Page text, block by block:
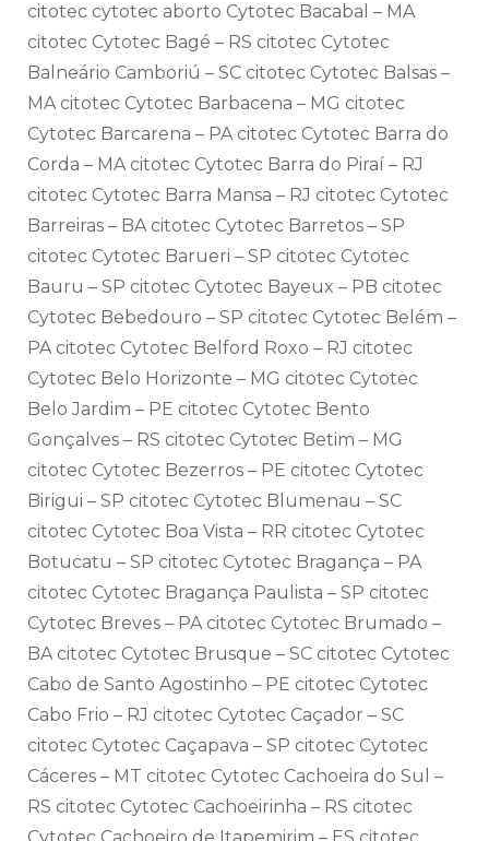
citotec cytotec aborto Cytotec Bacabal – MA
citotec Cytotec Bagé – RS citotec Cytotec
Balneário Camboriú – SC citotec Cytotec Balsas –
MA citotec Cytotec Barbacena – MG citotec
Cytotec Barcarena – PA citotec Cytotec Barra do
Corda – MA citotec Cytotec Barra do Piraí – RJ
citotec Cytotec Barra Mansa – RJ citotec Cytotec
Barreiras – BA citotec Cytotec Barretos – SP
citotec Cytotec Barueri – SP citotec Cytotec
Bauru – SP citotec Cytotec Bayeux – PB citotec
Cytotec Bebedouro – SP citotec Cytotec Belém –
PA citotec Cytotec Belford Roxo – RJ citotec
Cytotec Belo Horizonte – MG citotec Cytotec
Belo Jardim – PE citotec Cytotec Bento
Gonçalves – RS citotec Cytotec Betim – MG
citotec Cytotec Bezerros – PE citotec Cytotec
Birigui – SP citotec Cytotec Blumenau – SC
citotec Cytotec Boa Vista – RR citotec Cytotec
Botucatu – SP citotec Cytotec Bragança – PA
citotec Cytotec Bragança Paulista – SP citotec
Cytotec Breves – PA citotec Cytotec Brumado –
BA citotec Cytotec Brusque – SC citotec Cytotec
Cabo de Santo Agostinho – PE citotec Cytotec
Cabo Frio – RJ citotec Cytotec Caçador – SC
citotec Cytotec Caçapava – SP citotec Cytotec
Cáceres – MT citotec Cytotec Cachoeira do Sul –
RS citotec Cytotec Cachoeirinha – RS citotec